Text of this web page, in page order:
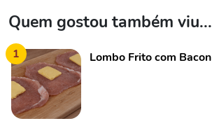
Quem gostou também viu...
1 Lombo Frito com Bacon